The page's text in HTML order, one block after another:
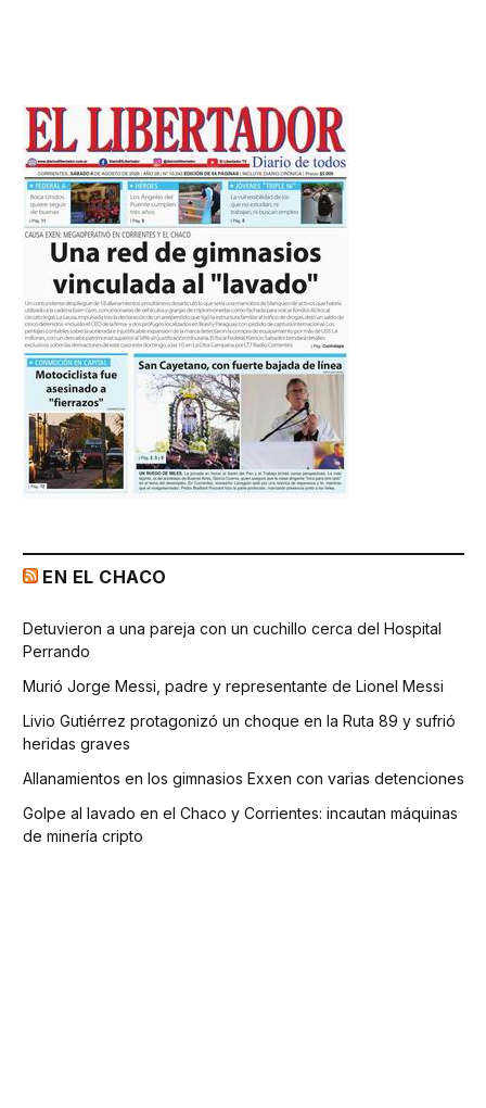
EN EL CHACO
Detuvieron a una pareja con un cuchillo cerca del Hospital
Perrando
Murió Jorge Messi, padre y representante de Lionel Messi
Livio Gutiérrez protagonizó un choque en la Ruta 89 y sufrió
heridas graves
Allanamientos en los gimnasios Exxen con varias detenciones
Golpe al lavado en el Chaco y Corrientes: incautan máquinas
de minería cripto